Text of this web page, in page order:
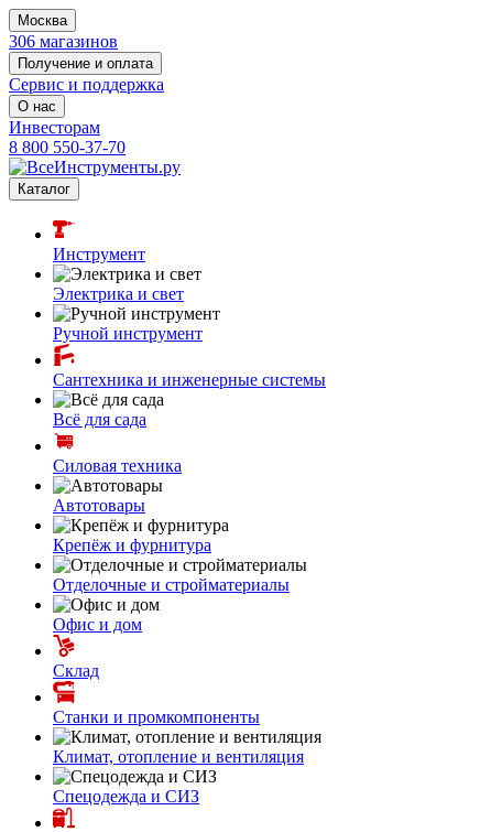
Москва
306 магазинов
Получение и оплата
Сервис и поддержка
О нас
Инвесторам
8 800 550-37-70
Каталог
Инструмент
Электрика и свет
Ручной инструмент
Сантехника и инженерные системы
Всё для сада
Силовая техника
Автотовары
Крепёж и фурнитура
Отделочные и стройматериалы
Офис и дом
Склад
Станки и промкомпоненты
Климат, отопление и вентиляция
Спецодежда и СИЗ